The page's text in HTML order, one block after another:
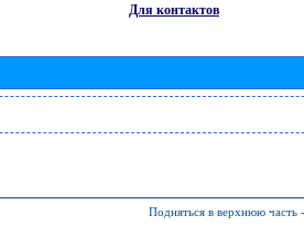
Для контактов
Подняться в верхнюю часть -